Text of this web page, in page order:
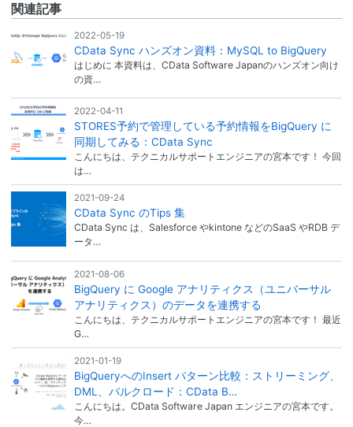
関連記事
2022-05-19
CData Sync ハンズオン資料：MySQL to BigQuery
はじめに 本資料は、CData Software Japanのハンズオン向け
の資…
2022-04-11
STORES予約で管理している予約情報をBigQuery に
同期してみる：CData Sync
こんにちは、テクニカルサポートエンジニアの宮本です！ 今回
は…
2021-09-24
CData Sync のTips 集
CData Sync は、Salesforce やkintone などのSaaS やRDB デ
ータ…
2021-08-06
BigQuery に Google アナリティクス（ユニバーサル
アナリティクス）のデータを連携する
こんにちは、テクニカルサポートエンジニアの宮本です！ 最近
G…
2021-01-19
BigQueryへのInsert パターン比較：ストリーミング、
DML、バルクロード：CData B…
こんにちは。CData Software Japan エンジニアの宮本です。
今…